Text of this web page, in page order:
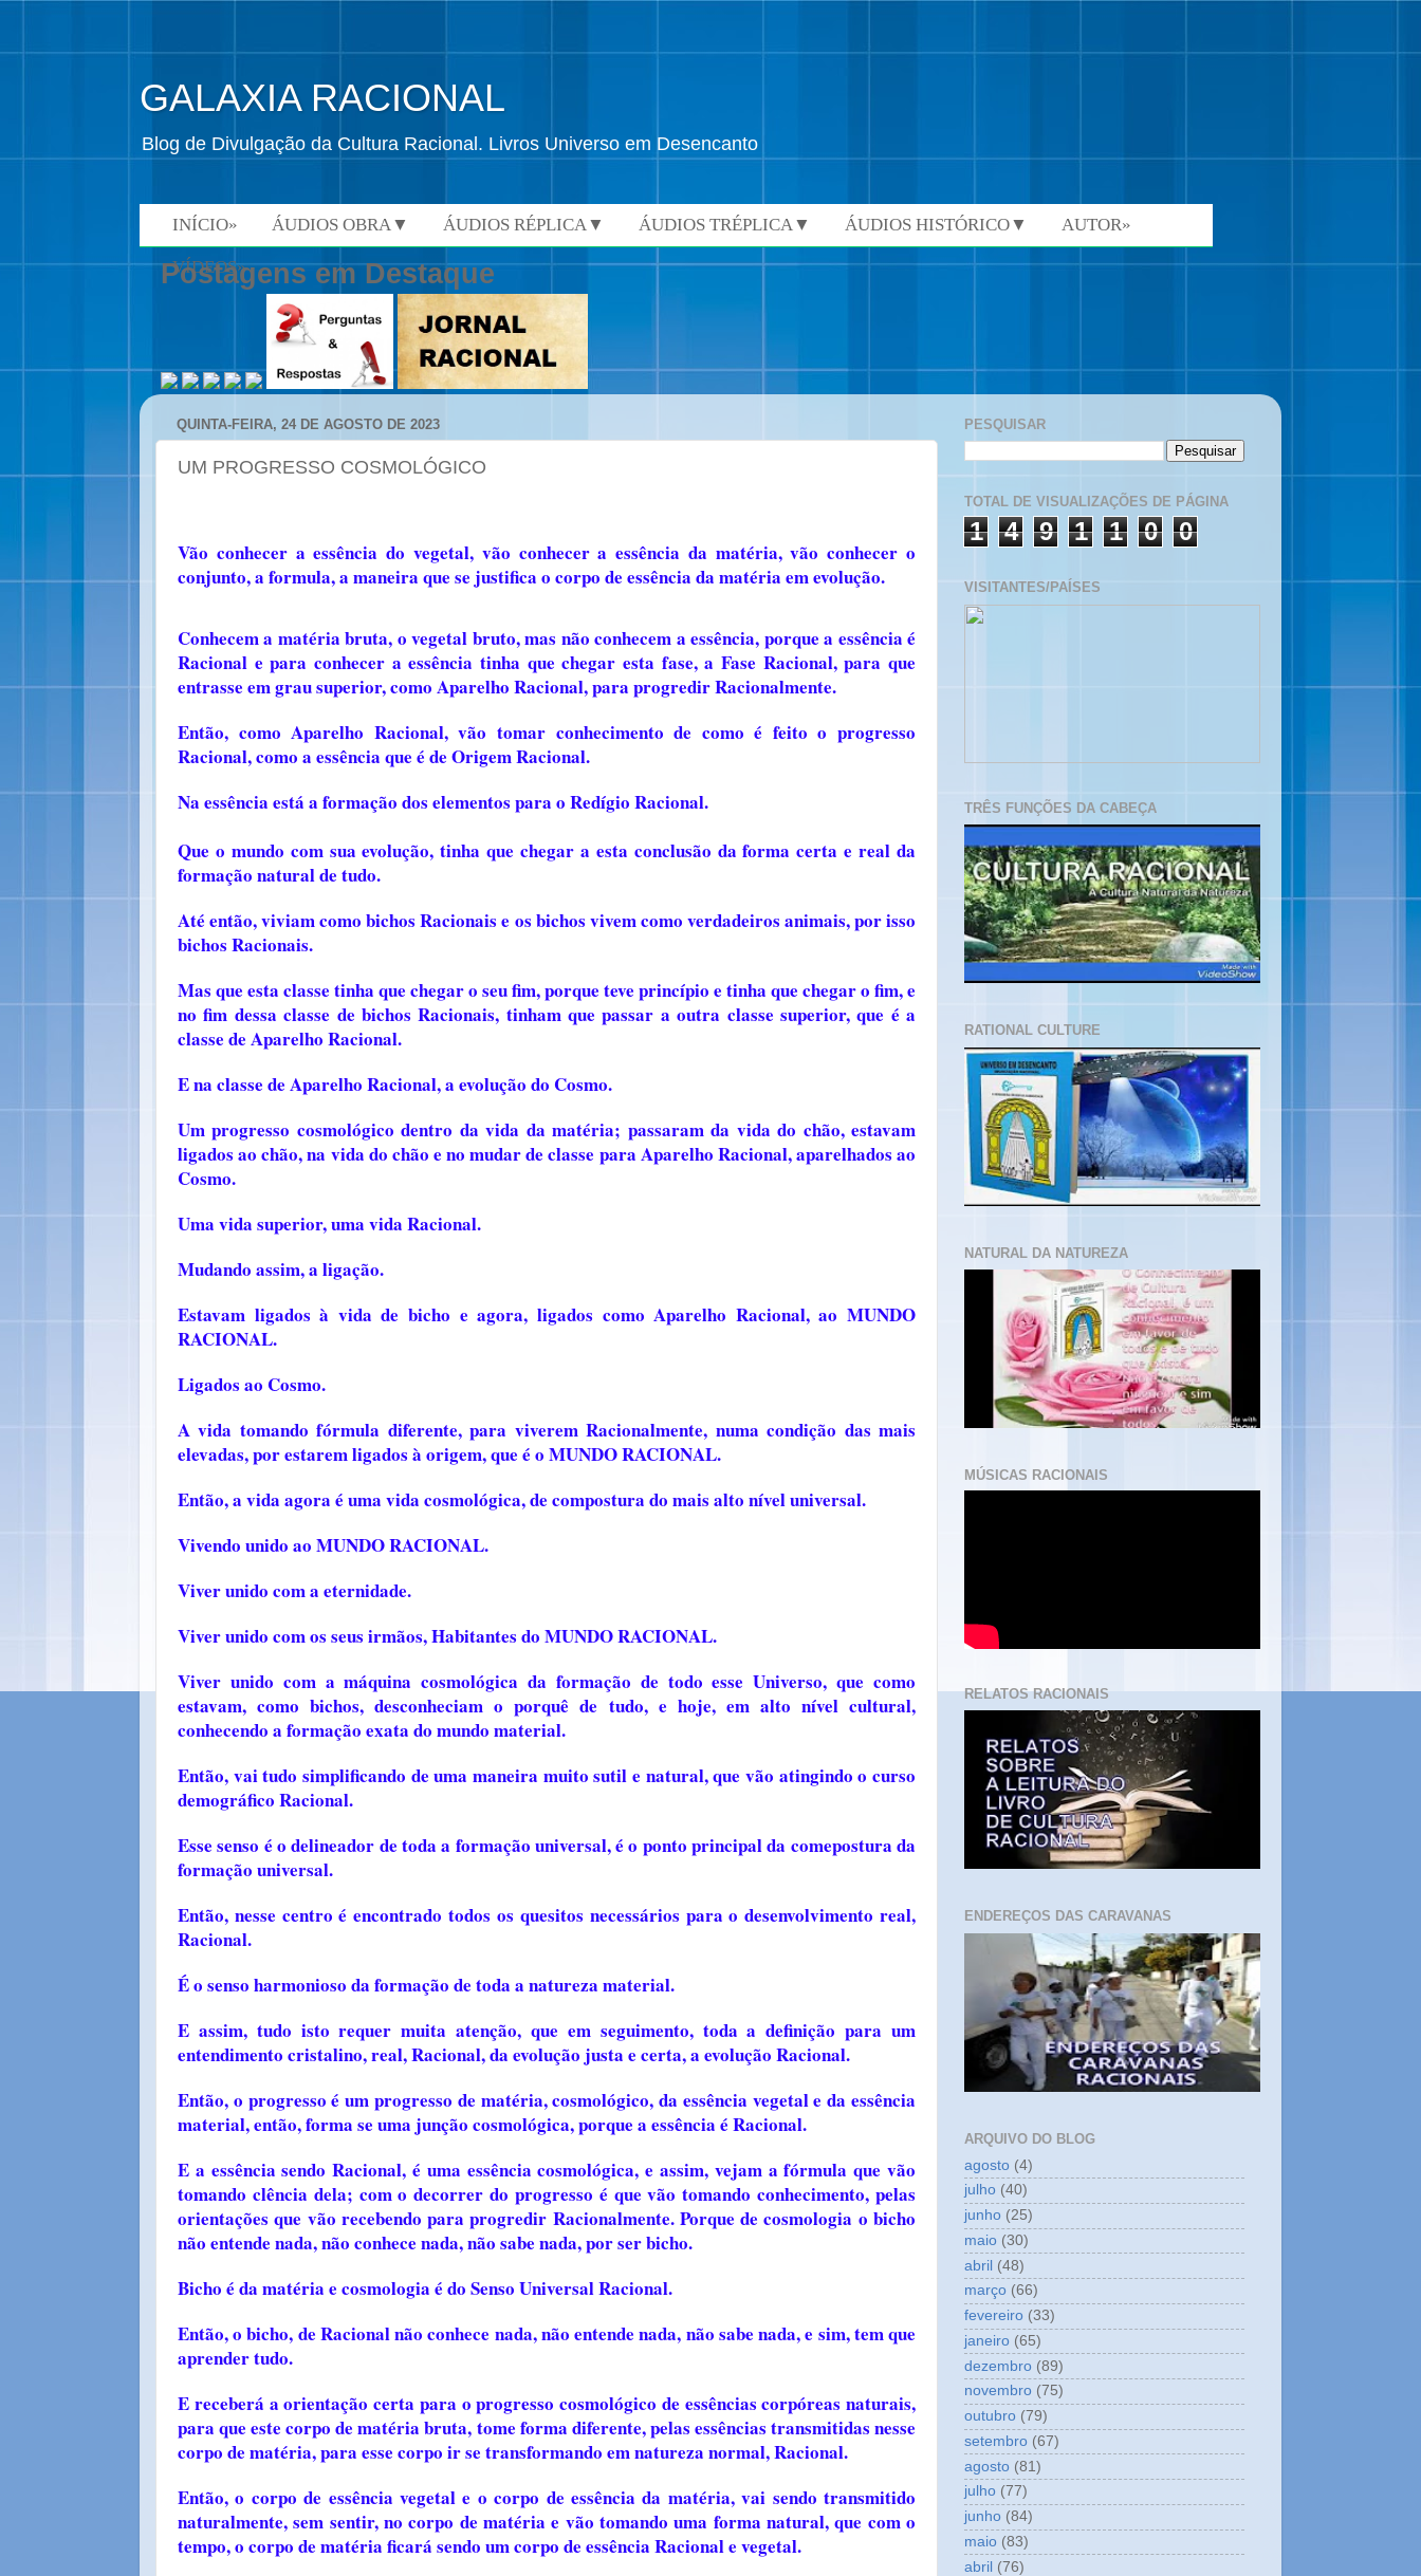
GALAXIA RACIONAL
Blog de Divulgação da Cultura Racional. Livros Universo em Desencanto
INÍCIO» ÁUDIOS OBRA▼ ÁUDIOS RÉPLICA▼ ÁUDIOS TRÉPLICA▼ ÁUDIOS HISTÓRICO▼ AUTOR»
VÍDEOS»
Postagens em Destaque
QUINTA-FEIRA, 24 DE AGOSTO DE 2023
UM PROGRESSO COSMOLÓGICO
Vão conhecer a essência do vegetal, vão conhecer a essência da matéria, vão conhecer o
conjunto, a formula, a maneira que se justifica o corpo de essência da matéria em evolução.
Conhecem a matéria bruta, o vegetal bruto, mas não conhecem a essência, porque a essência é
Racional e para conhecer a essência tinha que chegar esta fase, a Fase Racional, para que
entrasse em grau superior, como Aparelho Racional, para progredir Racionalmente.
Então, como Aparelho Racional, vão tomar conhecimento de como é feito o progresso
Racional, como a essência que é de Origem Racional.
Na essência está a formação dos elementos para o Redígio Racional.
Que o mundo com sua evolução, tinha que chegar a esta conclusão da forma certa e real da
formação natural de tudo.
Até então, viviam como bichos Racionais e os bichos vivem como verdadeiros animais, por isso
bichos Racionais.
Mas que esta classe tinha que chegar o seu fim, porque teve princípio e tinha que chegar o fim, e
no fim dessa classe de bichos Racionais, tinham que passar a outra classe superior, que é a
classe de Aparelho Racional.
E na classe de Aparelho Racional, a evolução do Cosmo.
Um progresso cosmológico dentro da vida da matéria; passaram da vida do chão, estavam
ligados ao chão, na vida do chão e no mudar de classe para Aparelho Racional, aparelhados ao
Cosmo.
Uma vida superior, uma vida Racional.
Mudando assim, a ligação.
Estavam ligados à vida de bicho e agora, ligados como Aparelho Racional, ao MUNDO
RACIONAL.
Ligados ao Cosmo.
A vida tomando fórmula diferente, para viverem Racionalmente, numa condição das mais
elevadas, por estarem ligados à origem, que é o MUNDO RACIONAL.
Então, a vida agora é uma vida cosmológica, de compostura do mais alto nível universal.
Vivendo unido ao MUNDO RACIONAL.
Viver unido com a eternidade.
Viver unido com os seus irmãos, Habitantes do MUNDO RACIONAL.
Viver unido com a máquina cosmológica da formação de todo esse Universo, que como
estavam, como bichos, desconheciam o porquê de tudo, e hoje, em alto nível cultural,
conhecendo a formação exata do mundo material.
Então, vai tudo simplificando de uma maneira muito sutil e natural, que vão atingindo o curso
demográfico Racional.
Esse senso é o delineador de toda a formação universal, é o ponto principal da comepostura da
formação universal.
Então, nesse centro é encontrado todos os quesitos necessários para o desenvolvimento real,
Racional.
É o senso harmonioso da formação de toda a natureza material.
E assim, tudo isto requer muita atenção, que em seguimento, toda a definição para um
entendimento cristalino, real, Racional, da evolução justa e certa, a evolução Racional.
Então, o progresso é um progresso de matéria, cosmológico, da essência vegetal e da essência
material, então, forma se uma junção cosmológica, porque a essência é Racional.
E a essência sendo Racional, é uma essência cosmológica, e assim, vejam a fórmula que vão
tomando clência dela; com o decorrer do progresso é que vão tomando conhecimento, pelas
orientações que vão recebendo para progredir Racionalmente. Porque de cosmologia o bicho
não entende nada, não conhece nada, não sabe nada, por ser bicho.
Bicho é da matéria e cosmologia é do Senso Universal Racional.
Então, o bicho, de Racional não conhece nada, não entende nada, não sabe nada, e sim, tem que
aprender tudo.
E receberá a orientação certa para o progresso cosmológico de essências corpóreas naturais,
para que este corpo de matéria bruta, tome forma diferente, pelas essências transmitidas nesse
corpo de matéria, para esse corpo ir se transformando em natureza normal, Racional.
Então, o corpo de essência vegetal e o corpo de essência da matéria, vai sendo transmitido
naturalmente, sem sentir, no corpo de matéria e vão tomando uma forma natural, que com o
tempo, o corpo de matéria ficará sendo um corpo de essência Racional e vegetal.
PESQUISAR
TOTAL DE VISUALIZAÇÕES DE PÁGINA
1 4 9 1 1 0 0
VISITANTES/PAÍSES
TRÊS FUNÇÕES DA CABEÇA
RATIONAL CULTURE
NATURAL DA NATUREZA
MÚSICAS RACIONAIS
RELATOS RACIONAIS
ENDEREÇOS DAS CARAVANAS
ARQUIVO DO BLOG
agosto (4)
julho (40)
junho (25)
maio (30)
abril (48)
março (66)
fevereiro (33)
janeiro (65)
dezembro (89)
novembro (75)
outubro (79)
setembro (67)
agosto (81)
julho (77)
junho (84)
maio (83)
abril (76)